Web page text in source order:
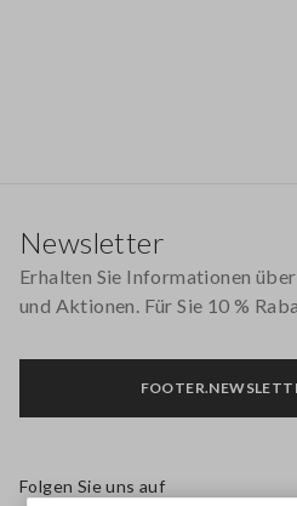
Newsletter
Erhalten Sie Informationen
und Aktionen. Für Sie 10 %
Folgen Sie uns auf